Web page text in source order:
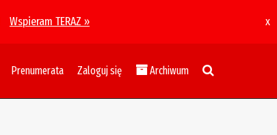
Wspieram TERAZ » x
Prenumerata Zaloguj się Archiwum